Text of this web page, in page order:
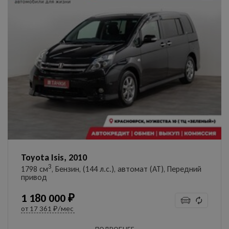
Toyota Isis, 2010
1798 см3, Бензин, (144 л.с.), автомат (AT), Передний
привод
1 180 000 ₽
от 17 361 ₽/мес